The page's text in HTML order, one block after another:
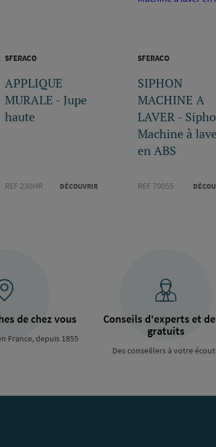
SFERACO
APPLIQUE
MURALE - Jupe
haute
REF 230HR DÉCOUVRIR
SFERACO
SIPHON
MACHINE A
LAVER -
Machine à
en ABS
REF 70055
de chez vous
France, depuis 1855
Conseils d'experts et
gratuits
Des conseillers à votre